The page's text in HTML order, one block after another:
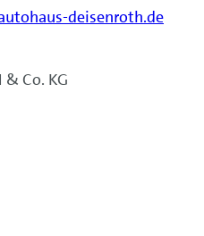
deisenroth.de
Co. KG